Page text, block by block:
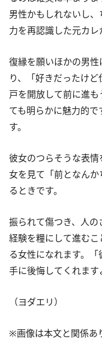
男性かもしれないし
力を再認識した元カレ
復縁を願いほかの男
り、「好きだったけ
戸を開放して前に進
ても明らかに魅力的
す。
彼女のつらそうな表
女を見て「前となん
るときです。
振られて傷つき、人
経験を糧にして進む
る女性になれます。
手に後悔してくれます
（ヨダエリ）
※画像は本文と関係あ